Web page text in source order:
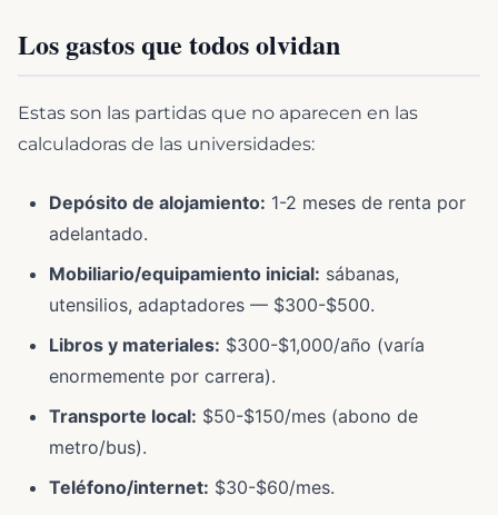
Los gastos que todos olvidan
Estas son las partidas que no aparecen en las
calculadoras de las universidades:
Depósito de alojamiento: 1-2 meses de renta por
adelantado.
Mobiliario/equipamiento inicial: sábanas,
utensilios, adaptadores — $300-$500.
Libros y materiales: $300-$1,000/año (varía
enormemente por carrera).
Transporte local: $50-$150/mes (abono de
metro/bus).
Teléfono/internet: $30-$60/mes.